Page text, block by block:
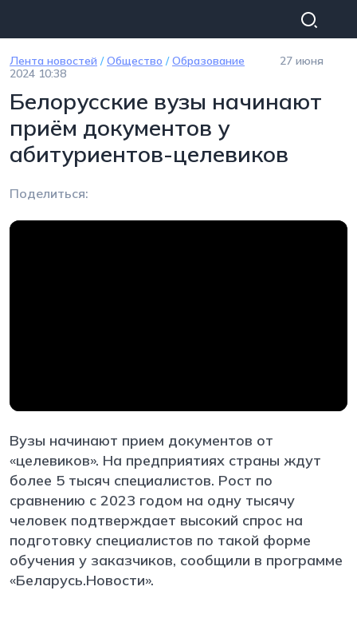
Лента новостей /Общество /Образование
27 июня
2024 10:38
Белорусские вузы начинают
приём документов у
абитуриентов-целевиков
Поделиться:
Вузы начинают прием документов от
«целевиков». На предприятиях страны ждут
более 5 тысяч специалистов. Рост по
сравнению с 2023 годом на одну тысячу
человек подтверждает высокий спрос на
подготовку специалистов по такой форме
обучения у заказчиков, сообщили в программе
«Беларусь.Новости».